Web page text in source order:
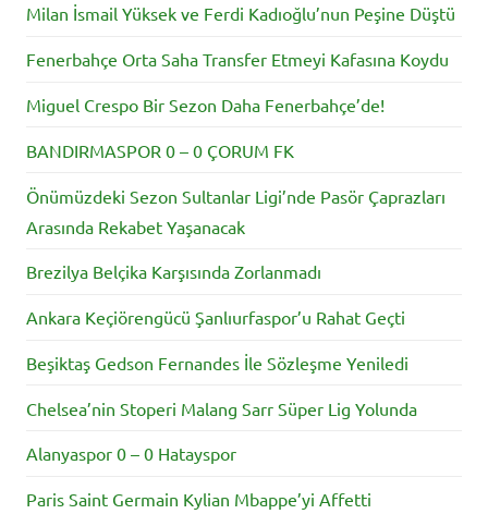
Milan İsmail Yüksek ve Ferdi Kadıoğlu’nun Peşine Düştü
Fenerbahçe Orta Saha Transfer Etmeyi Kafasına Koydu
Miguel Crespo Bir Sezon Daha Fenerbahçe’de!
BANDIRMASPOR 0 – 0 ÇORUM FK
Önümüzdeki Sezon Sultanlar Ligi’nde Pasör Çaprazları
Arasında Rekabet Yaşanacak
Brezilya Belçika Karşısında Zorlanmadı
Ankara Keçiörengücü Şanlıurfaspor’u Rahat Geçti
Beşiktaş Gedson Fernandes İle Sözleşme Yeniledi
Chelsea’nin Stoperi Malang Sarr Süper Lig Yolunda
Alanyaspor 0 – 0 Hatayspor
Paris Saint Germain Kylian Mbappe’yi Affetti